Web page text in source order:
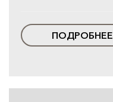
ПОДРОБНЕЕ